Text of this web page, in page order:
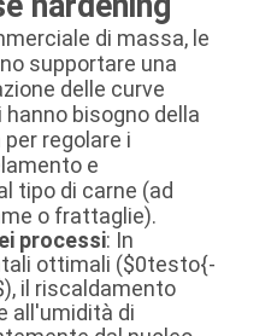
di massa, le
supportare una
delle curve
bisogno della
regolare i
e
tipo di carne (ad
o frattaglie).
processi: In
ottimali ($0testo{-
), il riscaldamento
all'umidità di